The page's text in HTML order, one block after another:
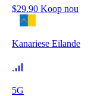
$29.90 Koop nou
Kanariese Eilande
5G